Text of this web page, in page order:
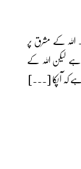
کے مشرق پر
لیکن اللہ کے
ہے کہ آپکا [...]